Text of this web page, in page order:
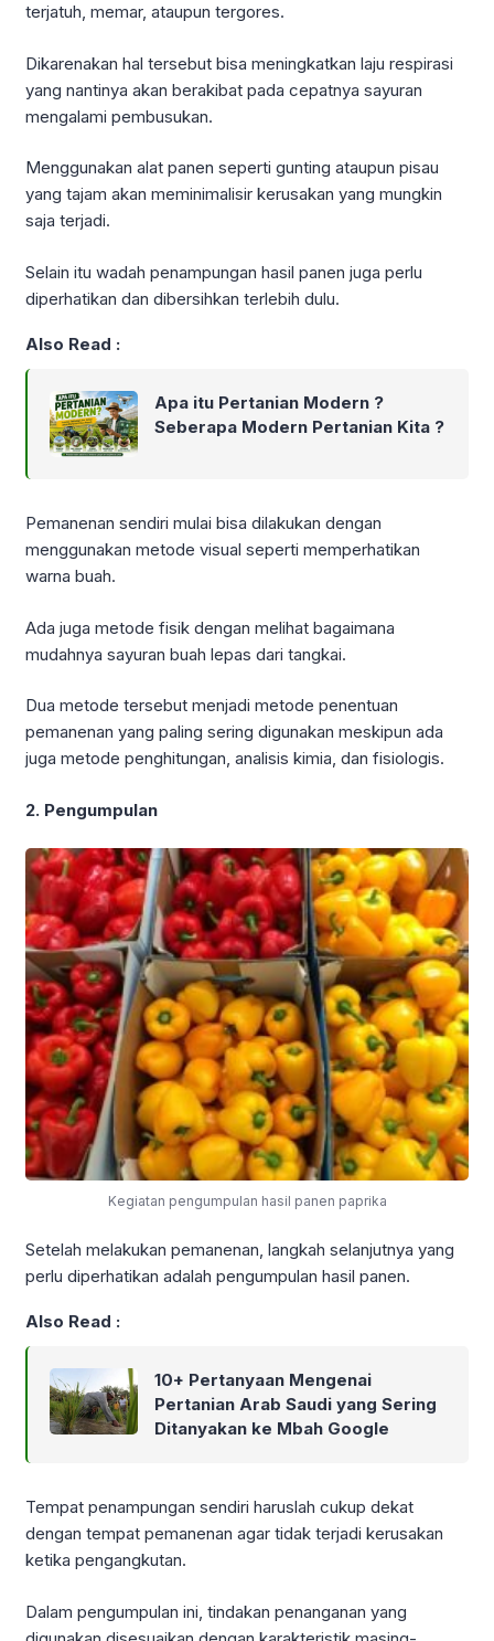
terjatuh, memar, ataupun tergores.
Dikarenakan hal tersebut bisa meningkatkan laju respirasi
yang nantinya akan berakibat pada cepatnya sayuran
mengalami pembusukan.
Menggunakan alat panen seperti gunting ataupun pisau
yang tajam akan meminimalisir kerusakan yang mungkin
saja terjadi.
Selain itu wadah penampungan hasil panen juga perlu
diperhatikan dan dibersihkan terlebih dulu.
Also Read :
Apa itu Pertanian Modern ?
Seberapa Modern Pertanian Kita ?
Pemanenan sendiri mulai bisa dilakukan dengan
menggunakan metode visual seperti memperhatikan
warna buah.
Ada juga metode fisik dengan melihat bagaimana
mudahnya sayuran buah lepas dari tangkai.
Dua metode tersebut menjadi metode penentuan
pemanenan yang paling sering digunakan meskipun ada
juga metode penghitungan, analisis kimia, dan fisiologis.
2. Pengumpulan
Kegiatan pengumpulan hasil panen paprika
Setelah melakukan pemanenan, langkah selanjutnya yang
perlu diperhatikan adalah pengumpulan hasil panen.
Also Read :
10+ Pertanyaan Mengenai
Pertanian Arab Saudi yang Sering
Ditanyakan ke Mbah Google
Tempat penampungan sendiri haruslah cukup dekat
dengan tempat pemanenan agar tidak terjadi kerusakan
ketika pengangkutan.
Dalam pengumpulan ini, tindakan penanganan yang